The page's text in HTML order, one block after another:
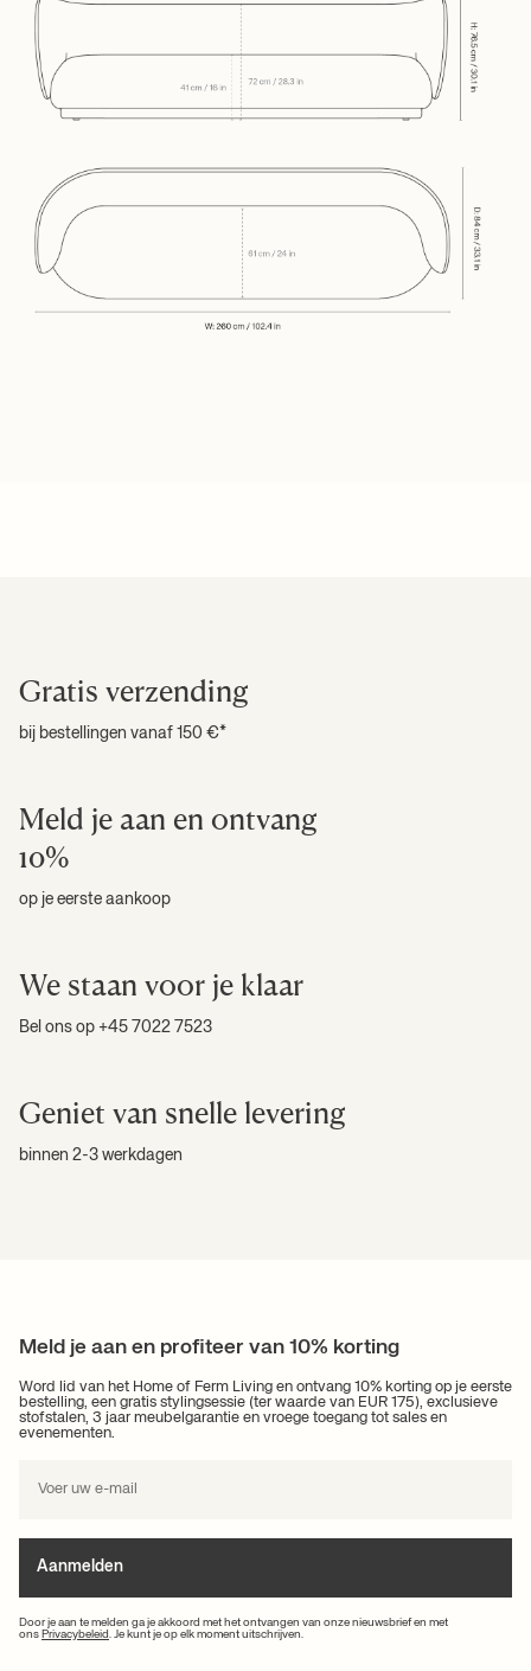
Gratis verzending
bij bestellingen vanaf 150 €*
Meld je aan en ontvang
10%
op je eerste aankoop
We staan voor je klaar
Bel ons op +45 7022 7523
Geniet van snelle levering
binnen 2-3 werkdagen
Meld je aan en profiteer van 10% korting
Word lid van het Home of Ferm Living en ontvang 10% korting op je eerste
bestelling, een gratis styling­sessie (ter waarde van EUR 175), exclusieve
stofstalen, 3 jaar meubelgarantie en vroege toegang tot sales en
evenementen.
Door je aan te melden ga je akkoord met het ontvangen van onze nieuwsbrief en met
ons Privacybeleid . Je kunt je op elk moment uitschrijven.
Aanmelden